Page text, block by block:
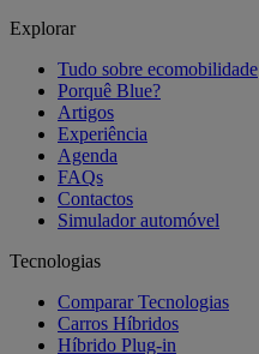
Explorar
Tudo sobre ecomobilidade
Porquê Blue?
Artigos
Experiência
Agenda
FAQs
Contactos
Simulador automóvel
Tecnologias
Comparar Tecnologias
Carros Híbridos
Híbrido Plug-in